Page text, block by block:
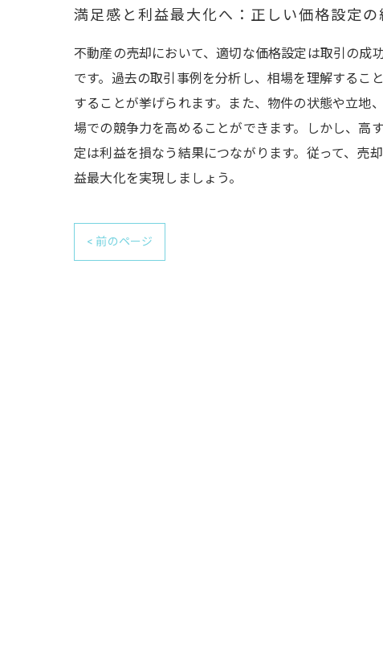
満足感と利益最大化へ：正しい価格設定の
不動産の売却において、適切な価格設定は取引の成
です。過去の取引事例を分析し、相場を理解するこ
することが挙げられます。また、物件の状態や立地
場での競争力を高めることができます。しかし、高
定は利益を損なう結果につながります。従って、売
益最大化を実現しましょう。
< 前のページ